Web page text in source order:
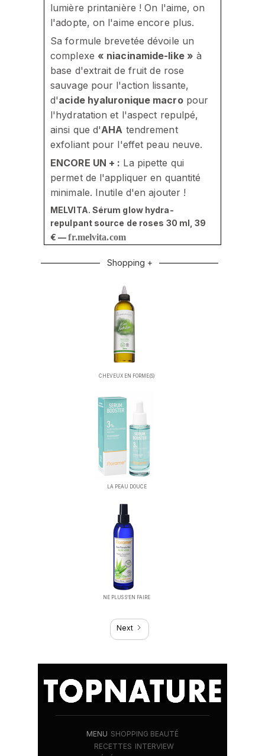
lumière printanière ! On l'aime, on
l'adopte, on l'aime encore plus.
Sa formule brevetée dévoile un
complexe « niacinamide-like » à
base d'extrait de fruit de rose
sauvage pour l'action lissante,
d'acide hyaluronique macropour
l'hydratation et l'aspect repulpé,
ainsi que d'AHA tendrement
exfoliant pour l'effet peau neuve.
ENCORE UN + : La pipette qui
permet de l'appliquer en quantité
minimale. Inutile d'en ajouter !
MELVITA. Sérum glow hydra-
repulpant source de roses 30 ml, 39
€ —fr.melvita.com
Shopping +
CHEVEUX EN FORME(S)
LA PEAU DOUCE
NE PLUS S’EN FAIRE
Next
MENU SHOPPING BEAUTÉ
RECETTES INTERVIEW